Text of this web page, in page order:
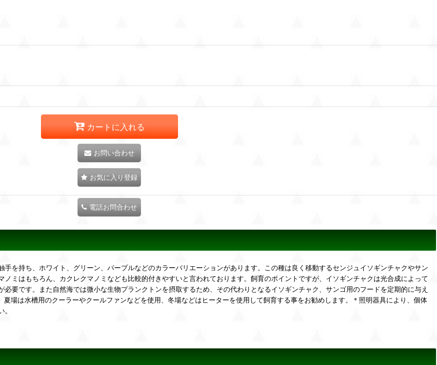
カートに入れる
お問い合わせ
お気に入り登録
電話お問合わせ
を持ち、ホワイト、グリーン、パープルなどのカラーバリエーションがあります。この種は良く移動するセンジュイソギンチャクやサン
ミはもちろん、カクレクマノミなども比較的付きやすいと言われております。飼育のポイントですが、イソギンチャクは光合成によって
要です。また自然海では微小な生物プランクトンを摂取するため、その代わりとなるイソギンチャク、サンゴ用のフードを定期的に与え
場は水槽用のクーラーやクールファンなどを使用、冬場などはヒーターを使用して飼育する事をお勧めします。＊照明器具により、個体